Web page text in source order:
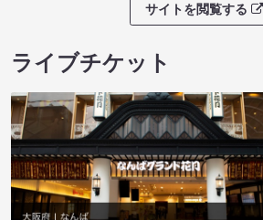
サイトを閲覧する
ライブチケット